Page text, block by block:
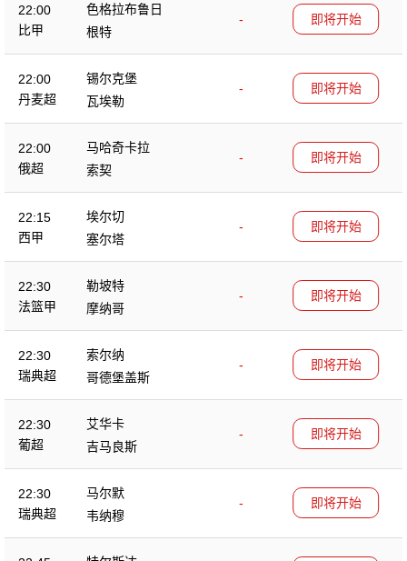
22:00
比甲
色格拉布鲁日
-
根特
即将开始
22:00
丹麦超
锡尔克堡
-
瓦埃勒
即将开始
22:00
俄超
马哈奇卡拉
-
索契
即将开始
22:15
西甲
埃尔切
-
塞尔塔
即将开始
22:30
法篮甲
勒坡特
-
摩纳哥
即将开始
22:30
瑞典超
索尔纳
-
哥德堡盖斯
即将开始
22:30
葡超
艾华卡
-
吉马良斯
即将开始
22:30
瑞典超
马尔默
-
韦纳穆
即将开始